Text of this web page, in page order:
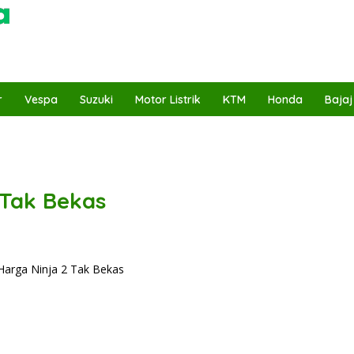
Vespa Suzuki Motor Listrik KTM Honda
Bekas